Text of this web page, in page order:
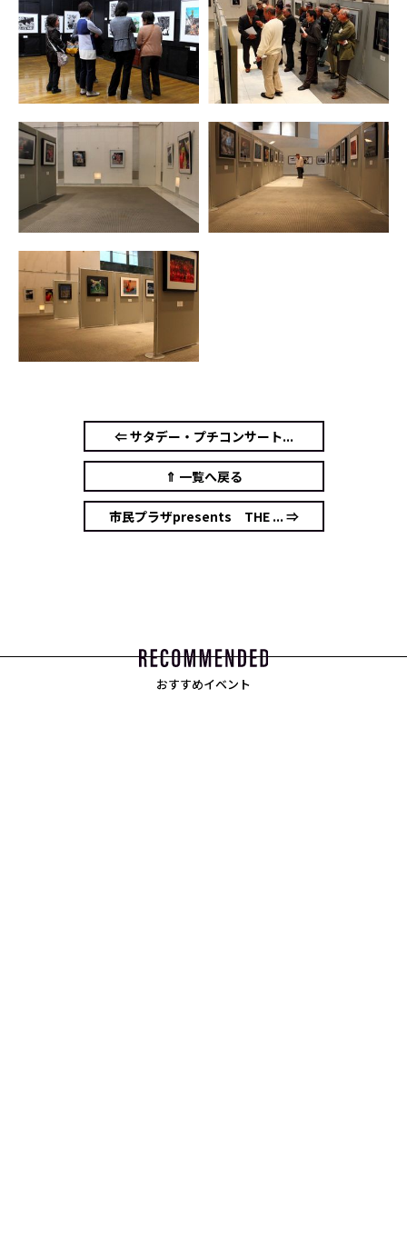
⇐ サタデー・プチコンサート...
⇑ 一覧へ戻る
市民プラザpresents THE ... ⇒
おすすめイベント